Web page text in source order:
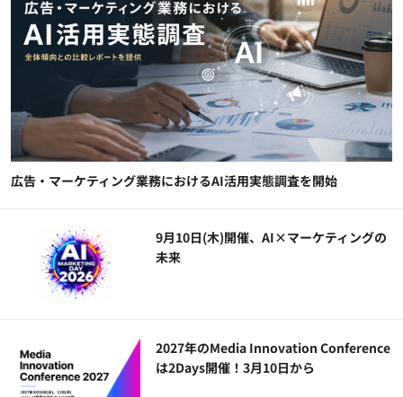
広告・マーケティング業務におけるAI活用実態調査を開始
9月10日(木)開催、AI×マーケティングの
未来
2027年のMedia Innovation Conference
は2Days開催！3月10日から